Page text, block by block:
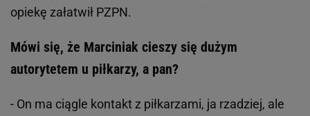
opiekę załatwił PZPN.
Mówi się, że Marciniak cieszy się dużym
autorytetem u piłkarzy, a pan?
- On ma ciągle kontakt z piłkarzami, ja rzadziej, ale